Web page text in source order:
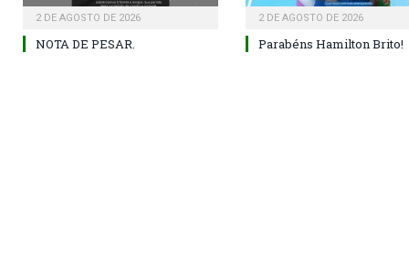
2 DE AGOSTO DE 2026
NOTA DE PESAR.
2 DE AGOSTO DE 2026
Parabéns Hamilton Brito!